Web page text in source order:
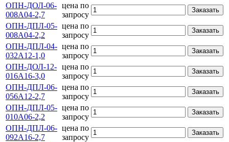
ОПН-ДОЛ-06-
008А04-2,7
цена по
запросу
Заказать
ОПН-ДПЛ-05-
008А04-2,2
цена по
запросу
Заказать
ОПН-ДПЛ-04-
032А12-1,0
цена по
запросу
Заказать
ОПН-ДОЛ-12-
016А16-3,0
цена по
запросу
Заказать
ОПН-ДПЛ-06-
056А12-2,7
цена по
запросу
Заказать
ОПН-ДПЛ-05-
010А06-2,2
цена по
запросу
Заказать
ОПН-ДПЛ-06-
092А16-2,7
цена по
запросу
Заказать